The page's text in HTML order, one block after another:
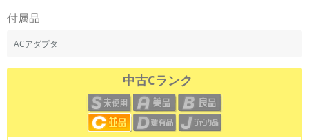
付属品
ACアダプタ
中古Cランク